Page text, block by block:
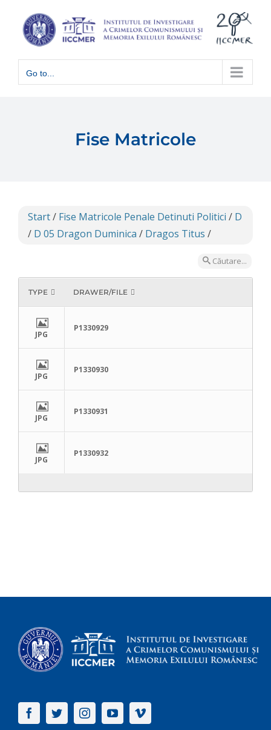
content
Go to...
Fise Matricole
Start/ Fise Matricole Penale Detinuti Politici / D
/ D 05 Dragon Duminica / Dragos Titus /
Căutare...
TYPE DRAWER/FILE
JPG
P1330929
JPG
P1330930
JPG
P1330931
JPG
P1330932